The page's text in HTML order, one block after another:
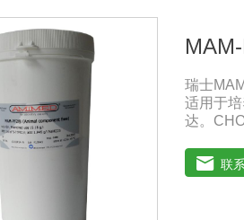
瑞士
适用于
达。
PF培养
高级，
联